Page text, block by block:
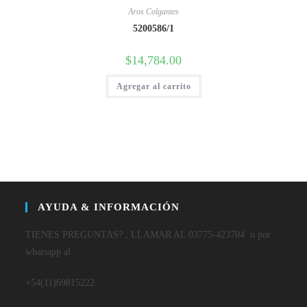
Aros Colgantes
5200586/1
$14,784.00
Agregar al carrito
AYUDA & INFORMACIÓN
TIENES PREGUNTAS? , LLAMAR AL 03775-423704 o por
whatsapp al
+54(11)69815222